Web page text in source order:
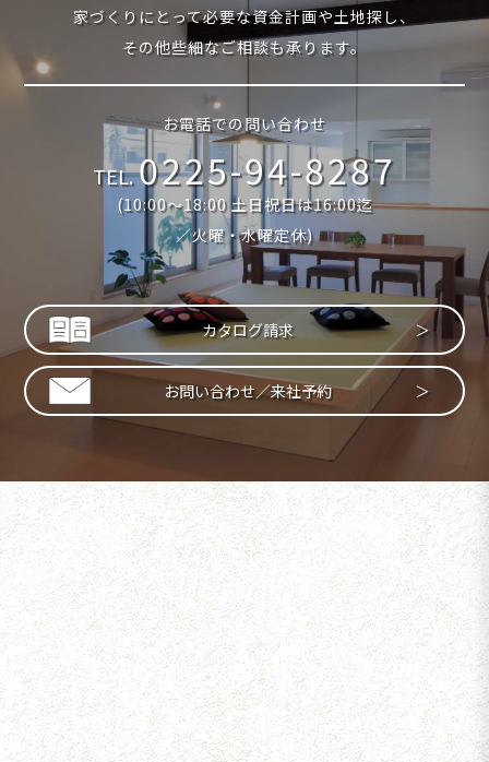
家づくりにとって必要な資金計画や土地探し、
その他些細なご相談も承ります。
お電話での問い合わせ
TEL.0225-94-8287
(10:00〜18:00 土日祝日は16:00迄
／火曜・水曜定休)
カタログ請求
お問い合わせ／来社予約